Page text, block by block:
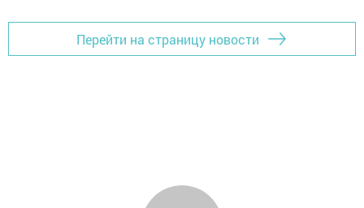
Перейти на страницу новости